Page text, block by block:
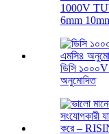
1000V
6mm
ডিসি ১০০০V
অনুমোদিত